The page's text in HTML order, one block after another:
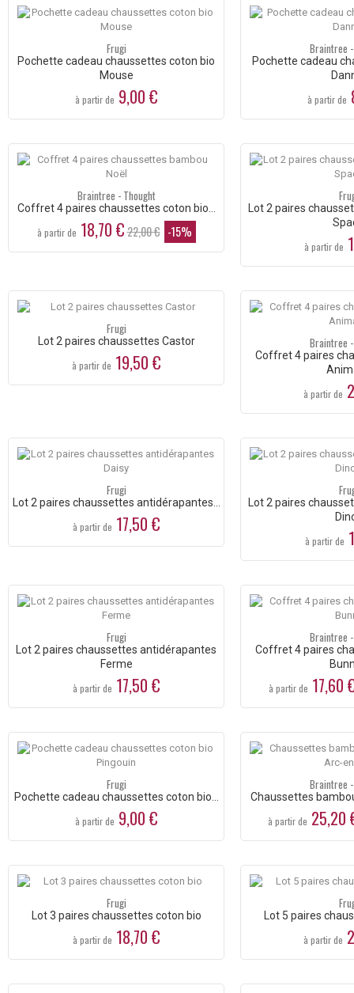
Frugi
Pochette cadeau chaussettes coton bio
Mouse
à partir de 9,00 €
Braintree
Pochette cadeau
à partir de
Braintree - Thought
Coffret 4 paires chaussettes coton bio...
à partir de 18,70 €22,00 € -15%
Lot 2 paires
à partir de
Frugi
Lot 2 paires chaussettes Castor
à partir de 19,50 €
Braintree
Coffret 4 paires
à partir de
Frugi
Lot 2 paires chaussettes antidérapantes...
à partir de 17,50 €
Lot 2 paires
à partir de
Frugi
Lot 2 paires chaussettes antidérapantes
Ferme
à partir de 17,50 €
Braintree
Coffret 4 paires
à partir de 17,60
Frugi
Pochette cadeau chaussettes coton bio...
à partir de 9,00 €
Braintree
Chaussettes
à partir de 25,20
Frugi
Lot 3 paires chaussettes coton bio
à partir de 18,70 €
Lot 5 paires
à partir de